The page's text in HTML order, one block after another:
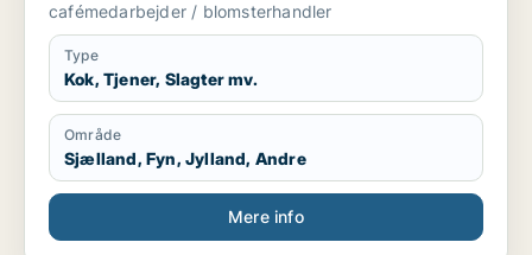
cafémedarbejder / blomsterhandler
Type
Kok, Tjener, Slagter mv.
Område
Sjælland, Fyn, Jylland, Andre
Mere info